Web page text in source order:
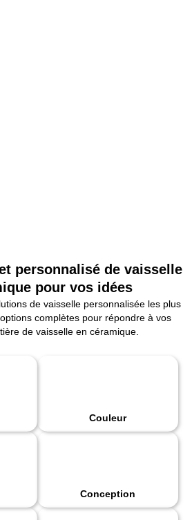
personnalisé de vaisselle
pour vos idées
de vaisselle personnalisée les plus
complètes pour répondre à vos
de vaisselle en céramique.
Couleur
Conception